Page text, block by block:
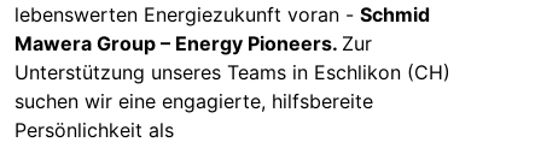
lebenswerten Energiezukunft voran - Schmid
Mawera Group – Energy Pioneers. Zur
Unterstützung unseres Teams in Eschlikon (CH)
suchen wir eine engagierte, hilfsbereite
Persönlichkeit als